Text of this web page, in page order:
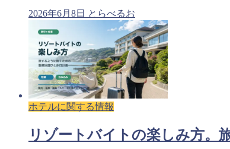
2026年6月8日 とらべるお
ホテルに関する情報
リゾートバイトの楽しみ方。